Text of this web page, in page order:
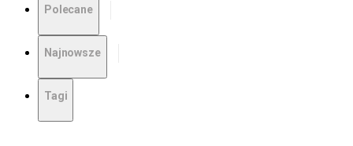
Polecane
Najnowsze
Tagi